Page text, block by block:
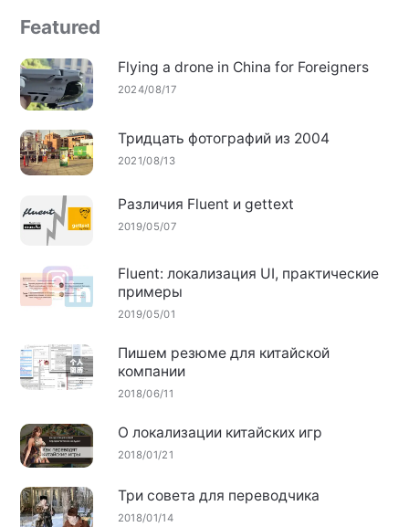
Featured
Flying a drone in China for Foreigners
2024/08/17
Тридцать фотографий из 2004
2021/08/13
Различия Fluent и gettext
2019/05/07
Fluent: локализация UI, практические
примеры
2019/05/01
Пишем резюме для китайской
компании
2018/06/11
О локализации китайских игр
2018/01/21
Три совета для переводчика
2018/01/14